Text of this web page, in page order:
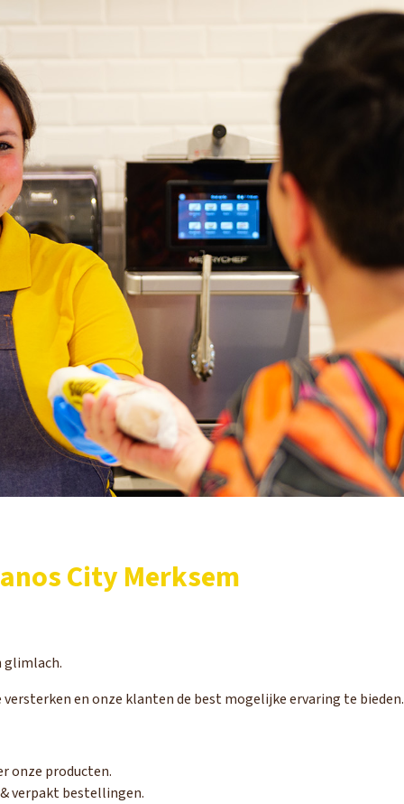
City Merksem
glimlach.
en onze klanten de best mogelijke ervaring te bieden.
onze producten.
verpakt bestellingen.